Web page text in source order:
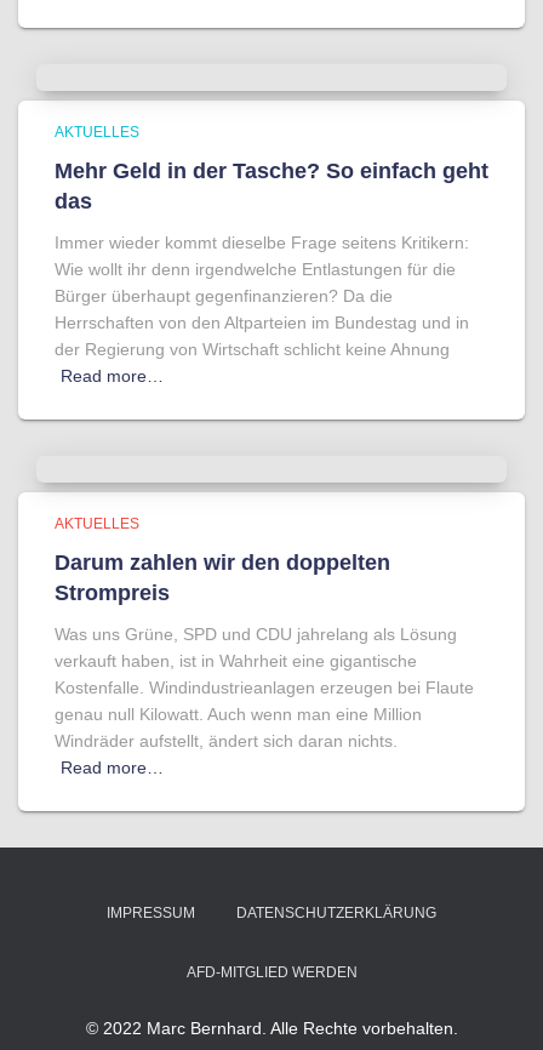
AKTUELLES
Mehr Geld in der Tasche? So einfach geht
das
Immer wieder kommt dieselbe Frage seitens Kritikern:
Wie wollt ihr denn irgendwelche Entlastungen für die
Bürger überhaupt gegenfinanzieren? Da die
Herrschaften von den Altparteien im Bundestag und in
der Regierung von Wirtschaft schlicht keine Ahnung
Read more…
AKTUELLES
Darum zahlen wir den doppelten
Strompreis
Was uns Grüne, SPD und CDU jahrelang als Lösung
verkauft haben, ist in Wahrheit eine gigantische
Kostenfalle. Windindustrieanlagen erzeugen bei Flaute
genau null Kilowatt. Auch wenn man eine Million
Windräder aufstellt, ändert sich daran nichts.
Read more…
IMPRESSUM DATENSCHUTZERKLÄRUNG
AFD-MITGLIED WERDEN
© 2022 Marc Bernhard. Alle Rechte vorbehalten.